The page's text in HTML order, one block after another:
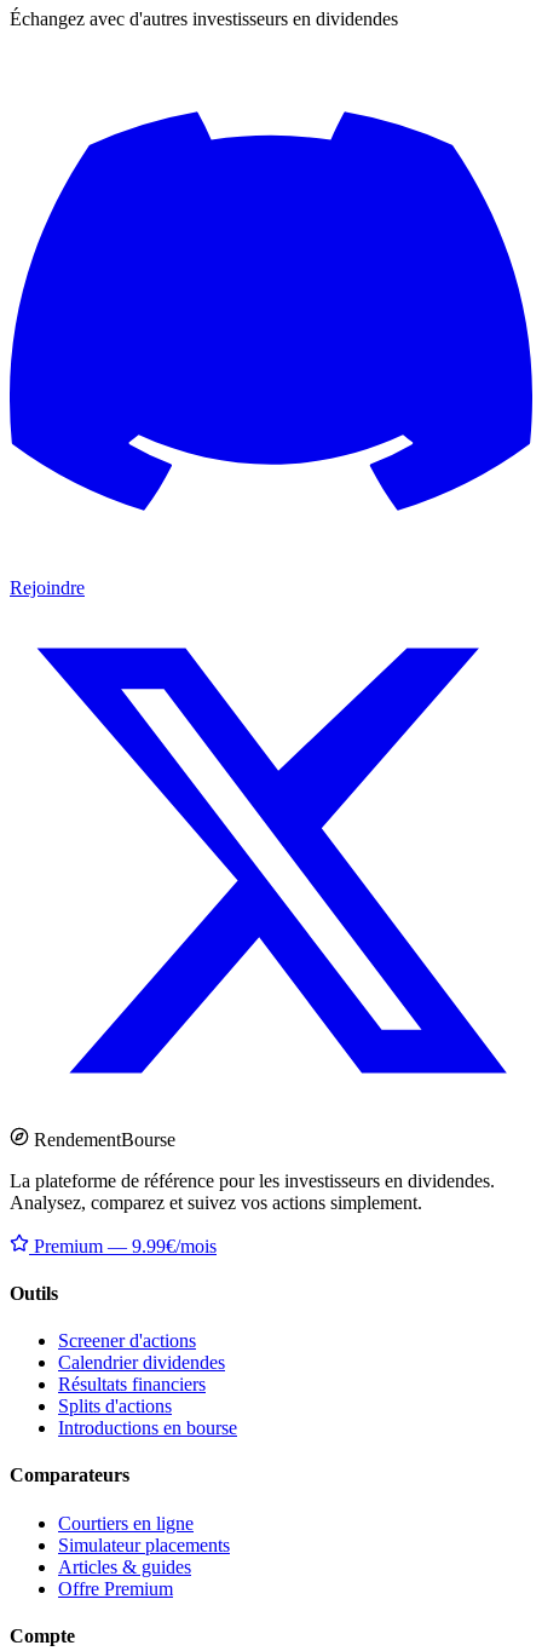
Échangez avec d'autres investisseurs en dividendes
Rejoindre
RendementBourse
La plateforme de référence pour les investisseurs en dividendes.
Analysez, comparez et suivez vos actions simplement.
Premium — 9.99€/mois
Outils
Screener d'actions
Calendrier dividendes
Résultats financiers
Splits d'actions
Introductions en bourse
Comparateurs
Courtiers en ligne
Simulateur placements
Articles & guides
Offre Premium
Compte